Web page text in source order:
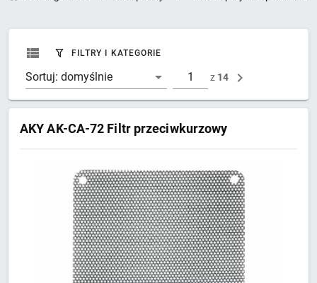
FILTRY I KATEGORIE
Sortuj: domyślnie z 14
AKY AK-CA-72 Filtr przeciwkurzowy